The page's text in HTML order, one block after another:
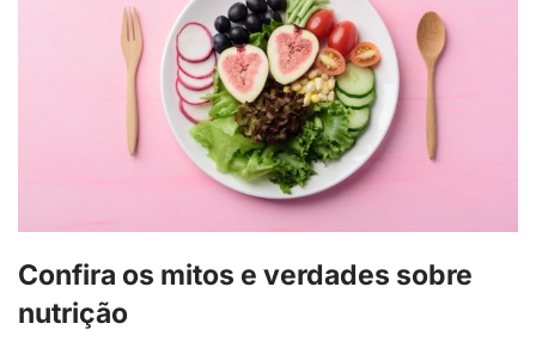
Confira os mitos e verdades sobre
nutrição